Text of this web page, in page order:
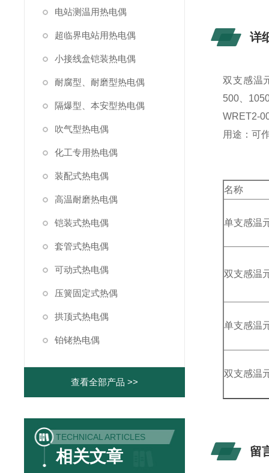
电站测温用热电偶
超临界电站用热电偶
小接线盒铠装热电偶
耐腐型、耐磨型热电偶
隔爆型、本安型热电偶
吹气型热电偶
化工专用热电偶
装配式热电偶
高温耐磨热电偶
铠装式热电偶
套管式热电偶
可动式热电偶
压簧固定式热偶
拱顶式热电偶
铂铑热电偶
查看全部产品 >>
TECHNICAL ARTICLES
相关文章
详
双支感温
500、
WRET2-
用途：可
名称
单支感温
双支感温
单支感温
双支感温
留